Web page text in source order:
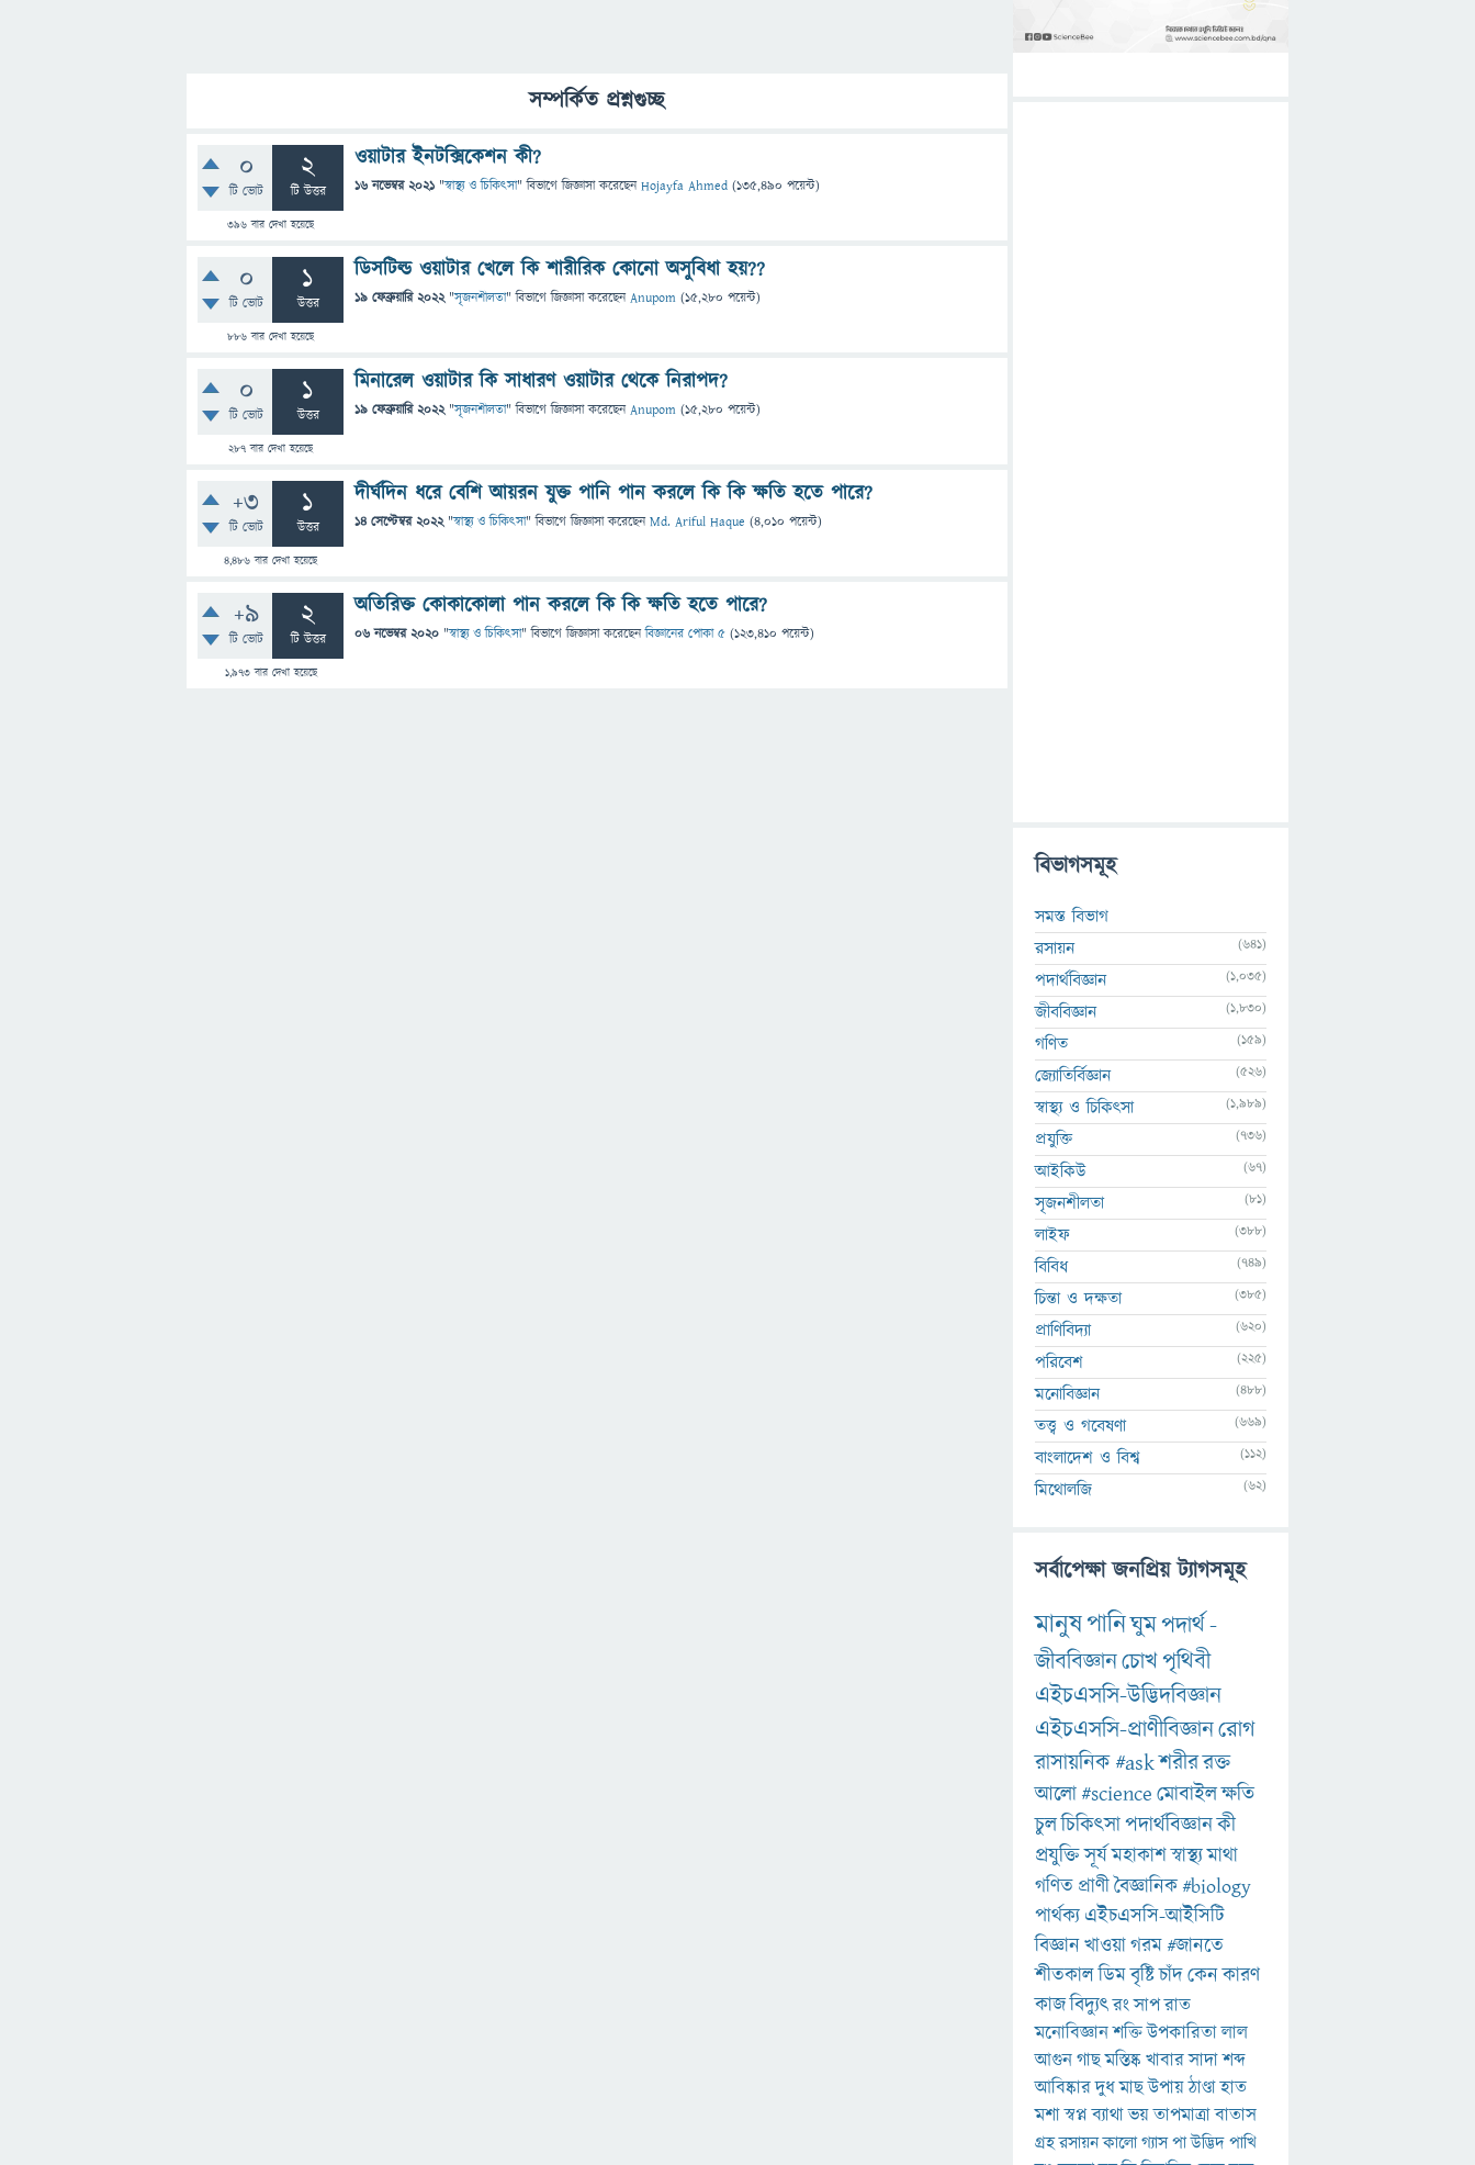
সম্পর্কিত প্রশ্নগুচ্ছ
0
টি ভোট
2
টি উত্তর
396 বার দেখা হয়েছে
ওয়াটার ইনটক্সিকেশন কী?
16 নভেম্বর 2021 "স্বাস্থ্য ও চিকিৎসা" বিভাগে জিজ্ঞাসাকরেছেনHojayfa Ahmed (135,490 পয়েন্ট)
0
টি ভোট
1
উত্তর
886 বার দেখা হয়েছে
ডিসটিল্ড ওয়াটার খেলে কি শারীরিক কোনো অসুবিধা হয়??
19 ফেব্রুয়ারি 2022 "সৃজনশীলতা" বিভাগে জিজ্ঞাসাকরেছেনAnupom (15,280 পয়েন্ট)
0
টি ভোট
1
উত্তর
287 বার দেখা হয়েছে
মিনারেল ওয়াটার কি সাধারণ ওয়াটার থেকে নিরাপদ?
19 ফেব্রুয়ারি 2022 "সৃজনশীলতা" বিভাগে জিজ্ঞাসাকরেছেনAnupom (15,280 পয়েন্ট)
+3
টি ভোট
1
উত্তর
4,486 বার দেখা হয়েছে
দীর্ঘদিন ধরে বেশি আয়রন যুক্ত পানি পান করলে কি কি ক্ষতি হতে পারে?
14 সেপ্টেম্বর 2022 "স্বাস্থ্য ও চিকিৎসা" বিভাগে জিজ্ঞাসাকরেছেনMd. Ariful Haque (4,010 পয়েন্ট)
+9
টি ভোট
2
টি উত্তর
1,973বার দেখা হয়েছে
অতিরিক্ত কোকাকোলা পান করলে কি কি ক্ষতি হতে পারে?
06 নভেম্বর 2020 "স্বাস্থ্য ও চিকিৎসা" বিভাগে জিজ্ঞাসাকরেছেনবিজ্ঞানের পোকা ৫ (123,410 পয়েন্ট)
বিভাগসমূহ
সমস্ত বিভাগ
রসায়ন
(641)
পদার্থবিজ্ঞান (1,035)
জীববিজ্ঞান (1,830)
গণিত (159)
জ্যোতির্বিজ্ঞান (526)
স্বাস্থ্য ও চিকিৎসা (1,989)
প্রযুক্তি (736)
আইকিউ (67)
সৃজনশীলতা (81)
লাইফ (388)
বিবিধ (749)
চিন্তা ও দক্ষতা (385)
প্রাণিবিদ্যা (620)
পরিবেশ (225)
মনোবিজ্ঞান (488)
তত্ত্ব ও গবেষণা (669)
বাংলাদেশ ও বিশ্ব (112)
মিথোলজি (62)
সর্বাপেক্ষা জনপ্রিয় ট্যাগসমূহ
মানুষপানিঘুমপদার্থ-
জীববিজ্ঞানচোখপৃথিবী
এইচএসসি-উদ্ভিদবিজ্ঞান
এইচএসসি-প্রাণীবিজ্ঞানরোগ
রাসায়নিক#askশরীররক্ত
আলো#scienceমোবাইলক্ষতি
চুলচিকিৎসাপদার্থবিজ্ঞানকী
প্রযুক্তিসূর্যমহাকাশস্বাস্থ্যমাথা
গণিত প্রাণীবৈজ্ঞানিক#biology
পার্থক্য এইচএসসি-আইসিটি
বিজ্ঞানখাওয়াগরম#জানতে
শীতকালডিমবৃষ্টিচাঁদকেনকারণ
কাজবিদ্যুৎরংসাপরাত
মনোবিজ্ঞানশক্তিউপকারিতালাল
আগুনগাছমস্তিষ্কখাবারসাদাশব্দ
আবিষ্কারদুধমাছউপায়ঠাণ্ডাহাত
মশাস্বপ্নব্যাথাভয়তাপমাত্রাবাতাস
গ্রহরসায়নকালোগ্যাসপাউদ্ভিদপাখি